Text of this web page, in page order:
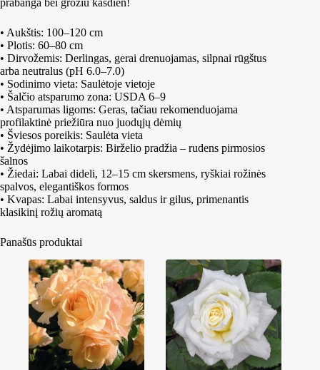
prabanga bei grožiu kasdien!
• Aukštis: 100–120 cm
• Plotis: 60–80 cm
• Dirvožemis: Derlingas, gerai drenuojamas, silpnai rūgštus
arba neutralus (pH 6.0–7.0)
• Sodinimo vieta: Saulėtoje vietoje
• Šalčio atsparumo zona: USDA 6–9
• Atsparumas ligoms: Geras, tačiau rekomenduojama
profilaktinė priežiūra nuo juodųjų dėmių
• Šviesos poreikis: Saulėta vieta
• Žydėjimo laikotarpis: Birželio pradžia – rudens pirmosios
šalnos
• Žiedai: Labai dideli, 12–15 cm skersmens, ryškiai rožinės
spalvos, elegantiškos formos
• Kvapas: Labai intensyvus, saldus ir gilus, primenantis
klasikinį rožių aromatą
Panašūs produktai